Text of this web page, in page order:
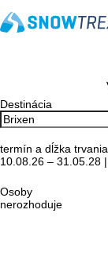
Destinácia
termín a dĺžka trvania
10.08.26 – 31.05.28
Osoby
nerozhoduje